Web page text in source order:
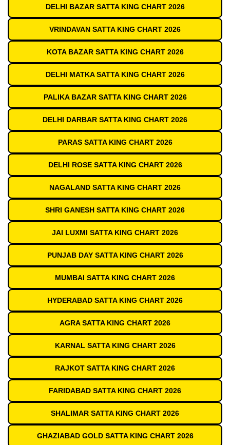
DELHI BAZAR SATTA KING CHART 2026
VRINDAVAN SATTA KING CHART 2026
KOTA BAZAR SATTA KING CHART 2026
DELHI MATKA SATTA KING CHART 2026
PALIKA BAZAR SATTA KING CHART 2026
DELHI DARBAR SATTA KING CHART 2026
PARAS SATTA KING CHART 2026
DELHI ROSE SATTA KING CHART 2026
NAGALAND SATTA KING CHART 2026
SHRI GANESH SATTA KING CHART 2026
JAI LUXMI SATTA KING CHART 2026
PUNJAB DAY SATTA KING CHART 2026
MUMBAI SATTA KING CHART 2026
HYDERABAD SATTA KING CHART 2026
AGRA SATTA KING CHART 2026
KARNAL SATTA KING CHART 2026
RAJKOT SATTA KING CHART 2026
FARIDABAD SATTA KING CHART 2026
SHALIMAR SATTA KING CHART 2026
GHAZIABAD GOLD SATTA KING CHART 2026